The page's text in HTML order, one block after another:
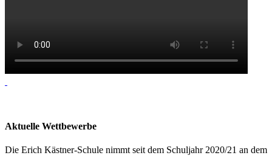
Aktuelle Wettbewerbe
Die Erich Kästner-Schule nimmt seit dem Schuljahr 2020/21 an dem